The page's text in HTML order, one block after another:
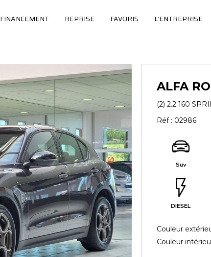
FINANCEMENT REPRISE FAVORIS L’ENTREPRISE
ALFA
(2) 2.2 160
Réf : 02986
Suv
DIESEL
Couleur
Couleur